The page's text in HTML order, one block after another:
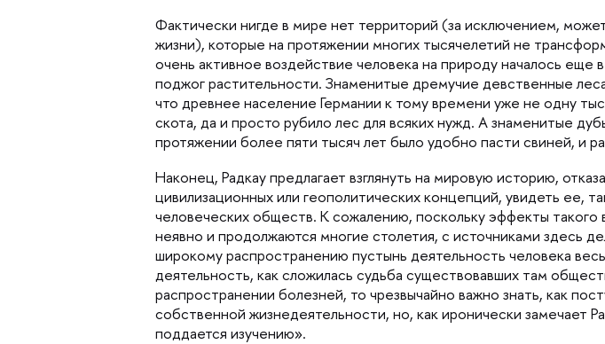
Фактически нигде в мире нет территорий (за исключением,
жизни), которые на протяжении многих тысячелетий не
очень активное воздействие человека на природу началось еще
поджог растительности. Знаменитые дремучие девственные
что древнее население Германии к тому времени уже не одну
скота, да и просто рубило лес для всяких нужд. А знаменитые
протяжении более пяти тысяч лет было удобно пасти свиней, и
Наконец, Радкау предлагает взглянуть на мировую историю,
цивилизационных или геополитических концепций, увидеть ее,
человеческих обществ. К сожалению, поскольку эффекты
неявно и продолжаются многие столетия, с источниками здесь
широкому распространению пустынь деятельность человека
деятельность, как сложилась судьба существовавших там
распространении болезней, то чрезвычайно важно знать, как
собственной жизнедеятельности, но, как иронически замечает
поддается изучению».